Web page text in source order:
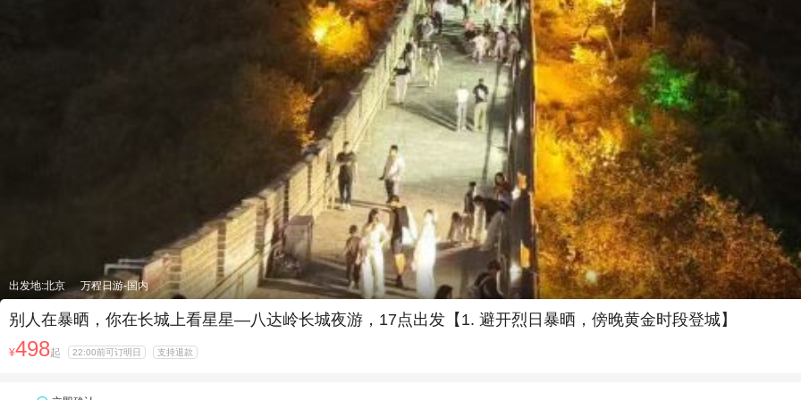
出发地:北京 万程日游-国内
别人在暴晒，你在长城上看星星—八达岭长城夜游，17点出发【1. 避开烈日暴晒，傍晚黄金时段登城】
¥498起 22:00前可订明日 支持退款